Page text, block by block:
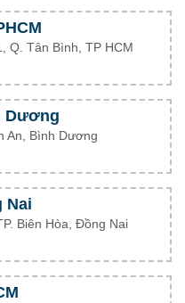
Q. Tân Bình, TP HCM
Dương
An, Bình Dương
Nai
Biên Hòa, Đồng Nai